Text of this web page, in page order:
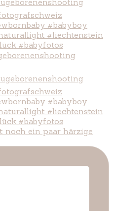
noch ein paar härzige